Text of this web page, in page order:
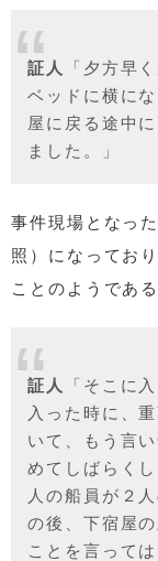
証人
「夕方早
ベッドに横に
屋に戻る途中
ました。」
事件現場となっ
照）になってお
ことのようである
証人
「そこに
入った時に、
いて、もう言
めてしばらく
人の船員が２
の後、下宿屋
ことを言って